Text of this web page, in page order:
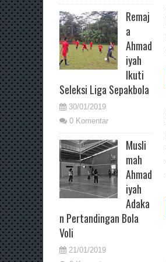
Remaj
a
Ahmad
iyah
Ikuti
Seleksi Liga Sepakbola
30/01/2019
0 Komentar
Musli
mah
Ahmad
iyah
Adaka
n Pertandingan Bola
Voli
21/01/2019